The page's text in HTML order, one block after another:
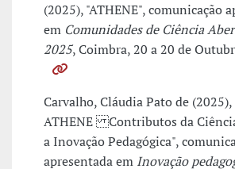
(2025), "ATHENE", comunicação
em Comunidades de Ciência
2025, Coimbra, 20 a 20 de
Carvalho, Cláudia Pato de
ATHENE Contributos da
a Inovação Pedagógica",
apresentada em Inovação